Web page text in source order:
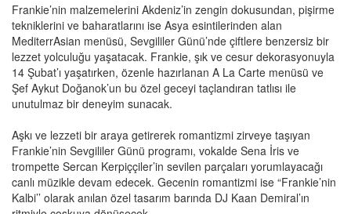
Frankie’nin malzemelerini Akdeniz’in zengin dokusundan, pişirme
tekniklerini ve baharatlarını ise Asya esintilerinden alan
MediterrAsian menüsü, Sevgililer Günü’nde çiftlere benzersiz bir
lezzet yolculuğu yaşatacak. Frankie, şık ve cesur dekorasyonuyla
14 Şubat’ı yaşatırken, özenle hazırlanan A La Carte menüsü ve
Şef Aykut Doğanok’un bu özel geceyi taçlandıran tatlısı ile
unutulmaz bir deneyim sunacak.
Aşkı ve lezzeti bir araya getirerek romantizmi zirveye taşıyan
Frankie’nin Sevgililer Günü programı, vokalde Sena İris ve
trompette Sercan Kerpiççiler’in sevilen parçaları yorumlayacağı
canlı müzikle devam edecek. Gecenin romantizmi ise “Frankie’nin
Kalbi’’ olarak anılan özel tasarım barında DJ Kaan Demiral’ın